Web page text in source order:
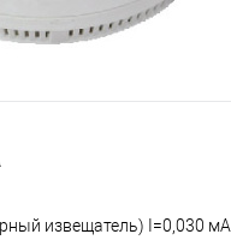
извещатель) I=0,030 мА